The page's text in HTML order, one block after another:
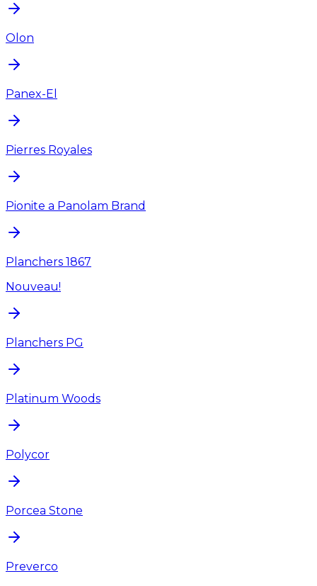
Olon
Panex-El
Pierres Royales
Pionite a Panolam Brand
Planchers 1867
Nouveau!
Planchers PG
Platinum Woods
Polycor
Porcea Stone
Preverco